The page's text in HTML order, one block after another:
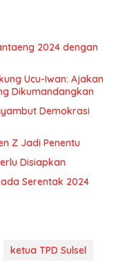
2024 dengan
Ucu-Iwan: Ajakan
Dikumandangkan
Demokrasi
Z Jadi Penentu
Disiapkan
Serentak 2024
ketua TPD Sulsel